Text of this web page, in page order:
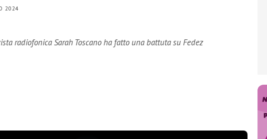
2024
radiofonica Sarah Toscano ha fatto una battuta su Fedez